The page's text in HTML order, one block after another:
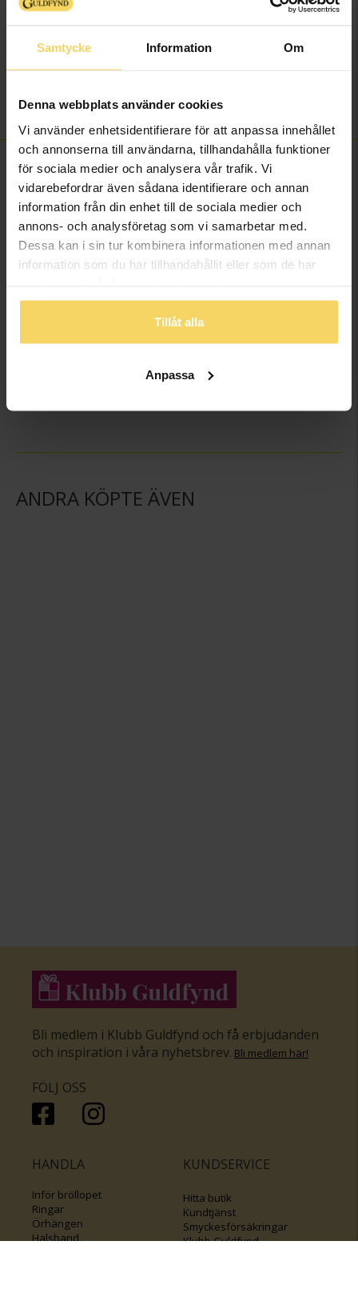
Samtycke Information Om
Denna webbplats använder cookies
Vi använder enhetsidentifierare för att anpassa innehållet
och annonserna till användarna, tillhandahålla funktioner
för sociala medier och analysera vår trafik. Vi
vidarebefordrar även sådana identifierare och annan
information från din enhet till de sociala medier och
annons- och analysföretag som vi samarbetar med.
Dessa kan i sin tur kombinera informationen med annan
information som du har tillhandahållit eller som de har
Tillåt alla
Anpassa
Höjd ca (mm)
1,50
Varumärke
Sten/Pärla
Kubisk Zirkonia
FINNS OCKSÅ SOM
ANDRA KÖPTE ÄVEN
Bli medlem i Klubb Guldfynd och få erbjudanden
och inspiration i våra nyhetsbrev. Bli medlem här!
FÖLJ OSS
HANDLA
Inför bröllopet
Ringar
Örhängen
Halsband
KUNDSERVICE
Hitta butik
Kundtjänst
Smyckesförsäkringar
Klubb Guldfynd